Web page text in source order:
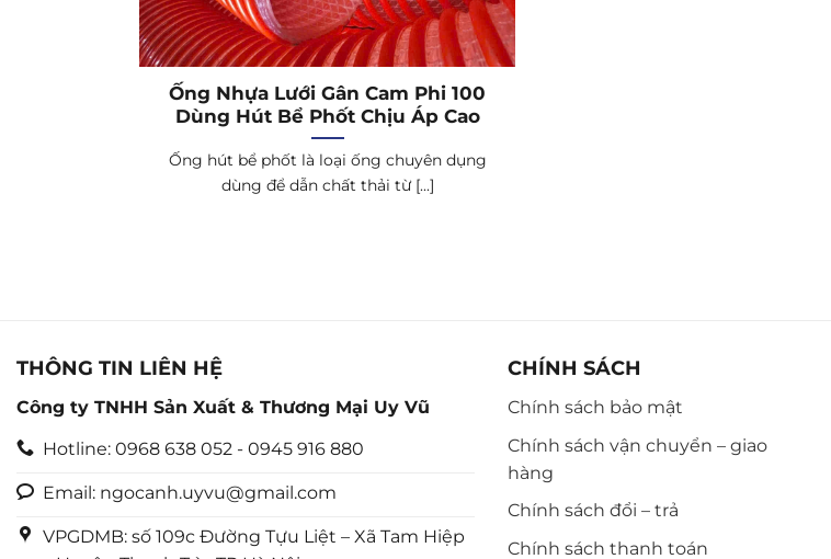
Ống Nhựa Lưới Gân Cam Phi 100
Dùng Hút Bể Phốt Chịu Áp Cao
Ống hút bể phốt là loại ống chuyên dụng
dùng để dẫn chất thải từ [...]
THÔNG TIN LIÊN HỆ
Công ty TNHH Sản Xuất & Thương Mại Uy Vũ
Hotline: 0968 638 052 - 0945 916 880
Email: ngocanh.uyvu@gmail.com
VPGDMB: số 109c Đường Tựu Liệt – Xã Tam Hiệp
CHÍNH SÁCH
Chính sách bảo mật
Chính sách vận chuyển – giao
hàng
Chính sách đổi – trả
Chính sách thanh toán